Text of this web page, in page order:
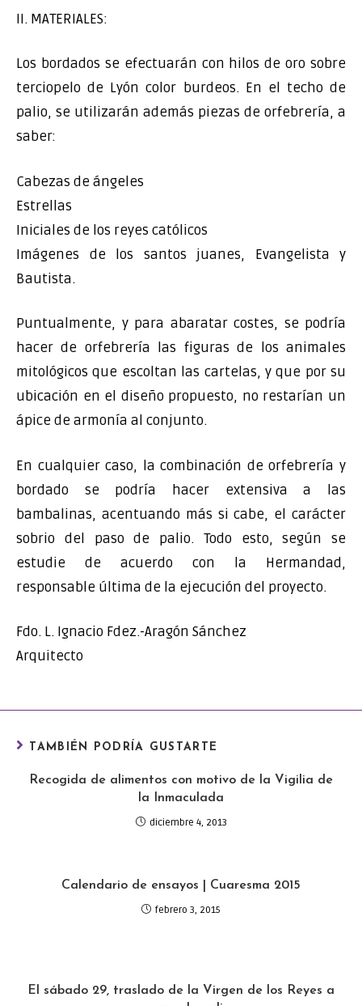
II. MATERIALES:
Los bordados se efectuarán con hilos de oro sobre
terciopelo de Lyón color burdeos. En el techo de
palio, se utilizarán además piezas de orfebrería, a
saber:
Cabezas de ángeles
Estrellas
Iniciales de los reyes católicos
Imágenes de los santos juanes, Evangelista y
Bautista.
Puntualmente, y para abaratar costes, se podría
hacer de orfebrería las figuras de los animales
mitológicos que escoltan las cartelas, y que por su
ubicación en el diseño propuesto, no restarían un
ápice de armonía al conjunto.
En cualquier caso, la combinación de orfebrería y
bordado se podría hacer extensiva a las
bambalinas, acentuando más si cabe, el carácter
sobrio del paso de palio. Todo esto, según se
estudie de acuerdo con la Hermandad,
responsable última de la ejecución del proyecto.
Fdo. L. Ignacio Fdez.-Aragón Sánchez
Arquitecto
TAMBIÉN PODRÍA GUSTARTE
Recogida de alimentos con motivo de la Vigilia de
la Inmaculada
diciembre 4, 2013
Calendario de ensayos | Cuaresma 2015
febrero 3, 2015
El sábado 29, traslado de la Virgen de los Reyes a